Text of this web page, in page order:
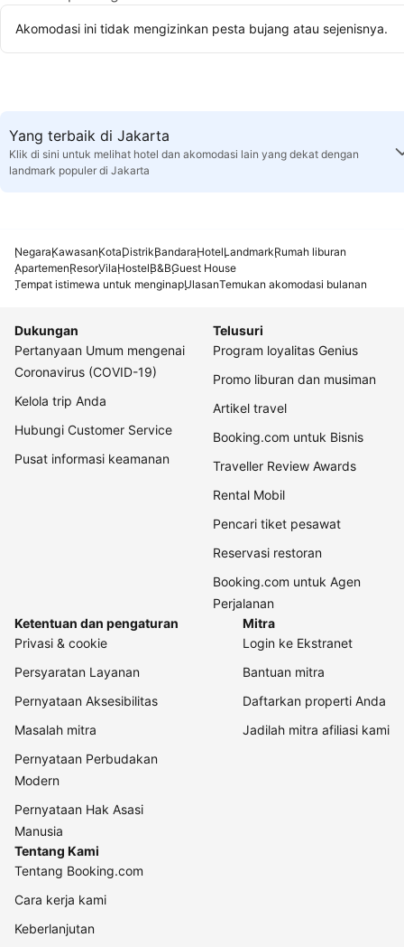
Akomodasi ini tidak mengizinkan pesta bujang atau sejenisnya.
Yang terbaik di Jakarta
Klik di sini untuk melihat hotel dan akomodasi lain yang dekat dengan
landmark populer di Jakarta
NegaraKawasanKotaDistrikBandaraHotelLandmarkRumah liburan
ApartemenResorVilaHostelB&BGuest House
Tempat istimewa untuk menginapUlasanTemukan akomodasi bulanan
Dukungan
Pertanyaan Umum mengenai
Coronavirus (COVID-19)
Kelola trip Anda
Hubungi Customer Service
Pusat informasi keamanan
Telusuri
Program loyalitas Genius
Promo liburan dan musiman
Artikel travel
Booking.com untuk Bisnis
Traveller Review Awards
Rental Mobil
Pencari tiket pesawat
Reservasi restoran
Booking.com untuk Agen
Perjalanan
Ketentuan dan pengaturan
Privasi & cookie
Persyaratan Layanan
Pernyataan Aksesibilitas
Masalah mitra
Pernyataan Perbudakan
Modern
Pernyataan Hak Asasi
Manusia
Mitra
Login ke Ekstranet
Bantuan mitra
Daftarkan properti Anda
Jadilah mitra afiliasi kami
Tentang Kami
Tentang Booking.com
Cara kerja kami
Keberlanjutan